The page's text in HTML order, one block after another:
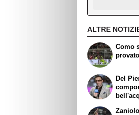
ALTRE
Como
Del